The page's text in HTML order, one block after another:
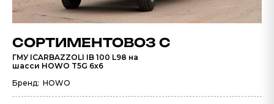
СОРТИМЕНТОВОЗ С
ГМУ ICARBAZZOLI IB 100 L98 на
шасси HOWO T5G 6x6
Бренд: HOWO